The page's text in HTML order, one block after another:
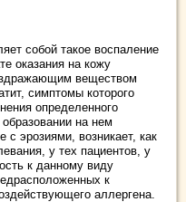
собой такое воспаление
оказания на кожу
веществом
симптомы которого
определенного
на нем
с эрозиями, возникает, как
у тех пациентов, у
к данному виду
к
аллергена.